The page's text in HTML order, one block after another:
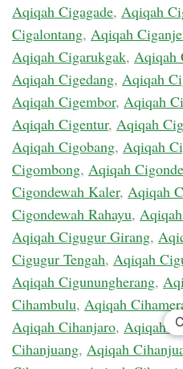
Aqiqah Cigagade, Aqiqah
Cigalontang, Aqiqah
Aqiqah Cigarukgak, Aqiqah
Aqiqah Cigedang, Aqiqah
Aqiqah Cigembor, Aqiqah
Aqiqah Cigentur, Aqiqah
Aqiqah Cigobang, Aqiqah
Cigombong, Aqiqah
Cigondewah Kaler, Aqiqah
Cigondewah Rahayu,
Aqiqah Cigugur Girang,
Cigugur Tengah, Aqiqah
Aqiqah Cigunungherang,
Cihambulu, Aqiqah
Aqiqah Cihanjaro, Aqiqah
Cihanjuang, Aqiqah